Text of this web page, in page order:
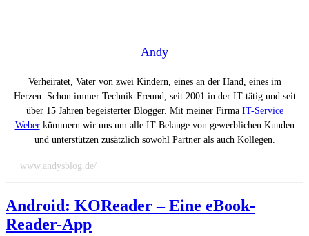
Andy
Verheiratet, Vater von zwei Kindern, eines an der Hand, eines im
Herzen. Schon immer Technik-Freund, seit 2001 in der IT tätig und seit
über 15 Jahren begeisterter Blogger. Mit meiner Firma IT-Service
Weberkümmern wir uns um alle IT-Belange von gewerblichen Kunden
und unterstützen zusätzlich sowohl Partner als auch Kollegen.
www.andysblog.de/
Android: KOReader – Eine eBook-
Reader-App